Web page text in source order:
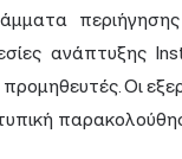
περιήγησης
ανάπτυξης
Οι